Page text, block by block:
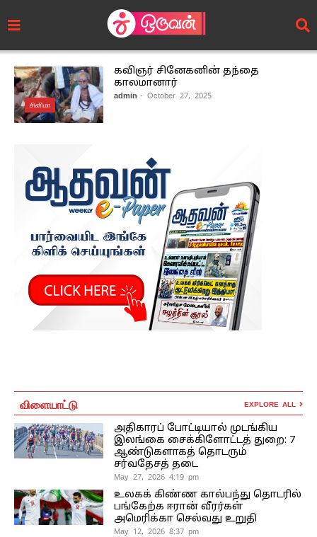
சினிமா
கவிஞர் சினேகனின் தந்தை
காலமானார்
admin - October 27, 2025
விளையாட்டு EXPLORE ALL
அதிகாரப் போட்டியால் முடங்கிய
இலங்கை சைக்கிளோட்டத் துறை: 7
ஆண்டுகளாகத் தொடரும்
சர்வதேசத் தடை
May 27, 2026 4:19 pm
உலகக் கிண்ண கால்பந்து தொடரில்
பங்கேற்க ஈரான் வீரர்கள்
அமெரிக்கா செல்வது உறுதி
May 12, 2026 8:37 pm